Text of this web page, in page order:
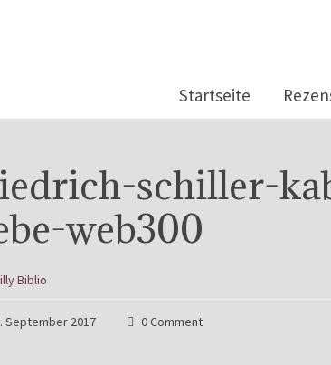
Startseite
schiller-
web300
Biblio
September 2017 0 Comment